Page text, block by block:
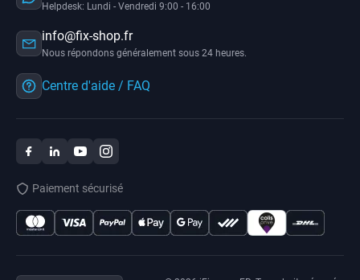
Helpdesk: Lundi - Vendredi 9:00 - 16:00
info@fix-shop.fr
Nous répondons généralement sous 24 heures.
Centre d'aide / FAQ
Paiement sécurisé